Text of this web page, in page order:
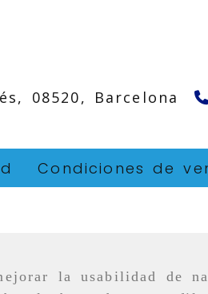
la usabilidad de
08520, Barcelona
Condiciones de